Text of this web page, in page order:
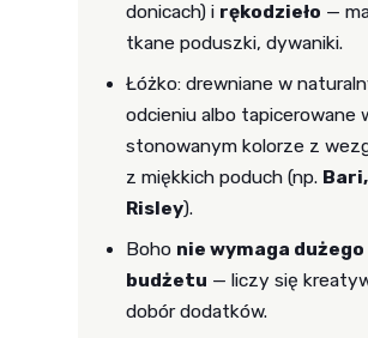
donicach) i rękodzieło —
tkane poduszki, dywaniki.
Łóżko: drewniane w
odcieniu albo tapicerowane
stonowanym kolorze z
z miękkich poduch (np. Bari,
Risley).
Boho nie wymaga dużego
budżetu — liczy się
dobór dodatków.